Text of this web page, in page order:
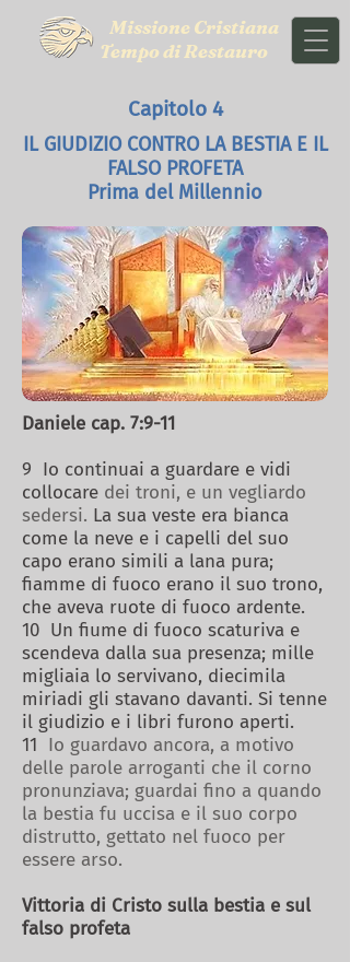
Missione Cristiana
Tempo di Restauro
Capitolo 4
IL GIUDIZIO CONTRO LA BESTIA E IL
FALSO PROFETA
Prima del Millennio
Daniele cap. 7:9-11
9 Io continuai a guardare e vidi
collocare dei troni, e un vegliardo
sedersi. La sua veste era bianca
come la neve e i capelli del suo
capo erano simili a lana pura;
fiamme di fuoco erano il suo trono,
che aveva ruote di fuoco ardente.
10 Un fiume di fuoco scaturiva e
scendeva dalla sua presenza; mille
migliaia lo servivano, diecimila
miriadi gli stavano davanti. Si tenne
il giudizio e i libri furono aperti.
11 Io guardavo ancora, a motivo
delle parole arroganti che il corno
pronunziava; guardai fino a quando
la bestia fu uccisa e il suo corpo
distrutto, gettato nel fuoco per
essere arso.
Vittoria di Cristo sulla bestia e sul
falso profeta